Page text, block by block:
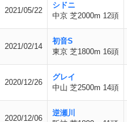
2021/05/22
シドニ
中京 芝2000m 12頭
2021/02/14
初音S
東京 芝1800m 16頭
2020/12/26
グレイ
中山 芝2500m 14頭
2020/12/06
逆瀬川